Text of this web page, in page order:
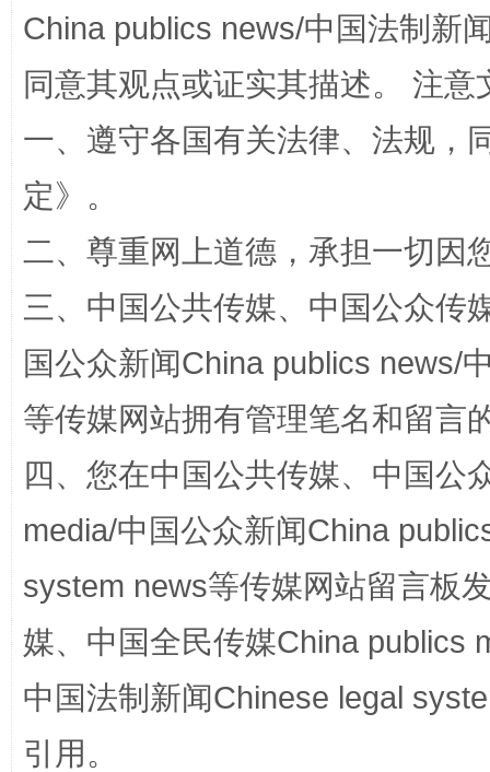
解纷+调解+退费，一次搞定
站台名比不上好声名
漫山遍野的桃花与雪山、麦地、白藏房 除
China publics news/中国法制新
同意其观点或证实其描述。 注
一、遵守各国有关法律、法规，
定》。
二、尊重网上道德，承担一切因
三、中国公共传媒、中国公众传
国公众新闻China publics news/
等传媒网站拥有管理笔名和留言
四、您在中国公共传媒、中国公
media/中国公众新闻China
system news等传媒网站留言板
媒、中国全民传媒China publics
中国法制新闻Chinese legal
引用。